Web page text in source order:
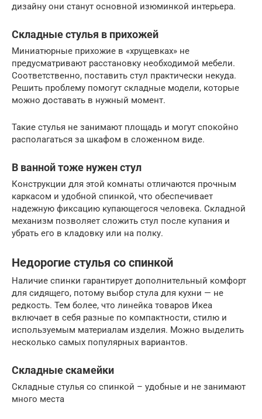
дизайну они станут основной изюминкой интерьера.
Складные стулья в прихожей
Миниатюрные прихожие в «хрущевках» не
предусматривают расстановку необходимой мебели.
Соответственно, поставить стул практически некуда.
Решить проблему помогут складные модели, которые
можно доставать в нужный момент.
Такие стулья не занимают площадь и могут спокойно
располагаться за шкафом в сложенном виде.
В ванной тоже нужен стул
Конструкции для этой комнаты отличаются прочным
каркасом и удобной спинкой, что обеспечивает
надежную фиксацию купающегося человека. Складной
механизм позволяет сложить стул после купания и
убрать его в кладовку или на полку.
Недорогие стулья со спинкой
Наличие спинки гарантирует дополнительный комфорт
для сидящего, потому выбор стула для кухни — не
редкость. Тем более, что линейка товаров Икеа
включает в себя разные по компактности, стилю и
используемым материалам изделия. Можно выделить
несколько самых популярных вариантов.
Складные скамейки
Складные стулья со спинкой – удобные и не занимают
много места